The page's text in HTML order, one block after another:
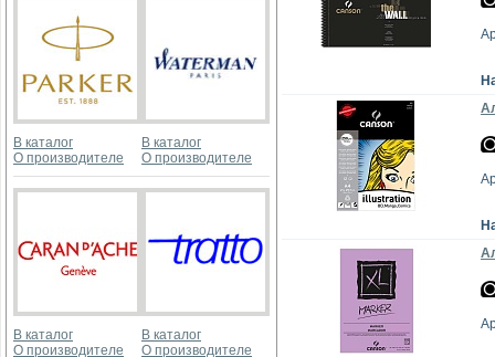
В каталог
О производителе
В каталог
О производителе
В каталог
О производителе
В каталог
О производителе